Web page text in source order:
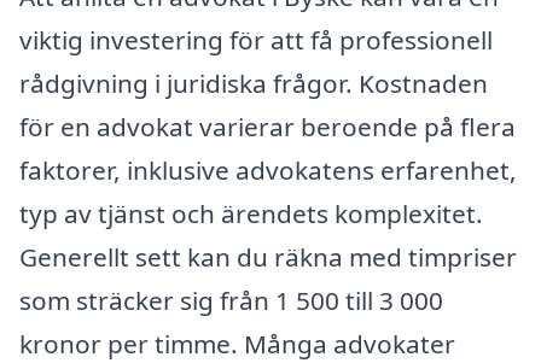
viktig investering för att få professionell
rådgivning i juridiska frågor. Kostnaden
för en advokat varierar beroende på flera
faktorer, inklusive advokatens erfarenhet,
typ av tjänst och ärendets komplexitet.
Generellt sett kan du räkna med timpriser
som sträcker sig från 1 500 till 3 000
kronor per timme. Många advokater